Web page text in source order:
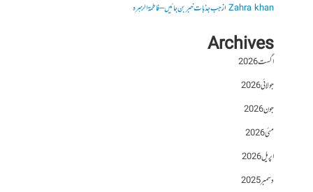
Zahra khanازجب جذبات خبر بن جائیں – فاطمۃالزہرہ
Archives
اگست 2026
جولائی 2026
جون 2026
مئی 2026
اپریل 2026
دسمبر 2025